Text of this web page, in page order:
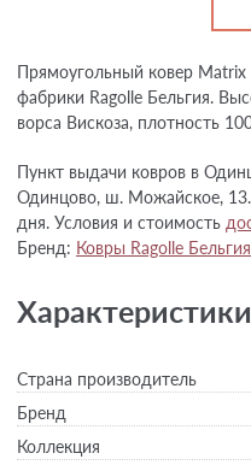
Прямоугольный ковер
фабрики Ragolle Бельгия.
ворса Вискоза, плотность
Пункт выдачи ковров в
Одинцово, ш. Можайское,
дня. Условия и стоимость
Бренд: Ковры Ragolle Бельгия
Характеристики
Страна производитель
Бренд
Коллекция